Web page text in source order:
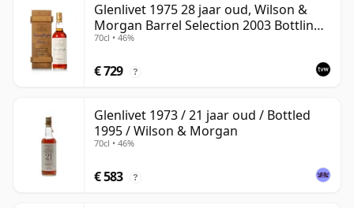
Glenlivet 1975 28 jaar oud, Wilson &
Morgan Barrel Selection 2003 Bottling
with Wooden Box
70cl • 46%
€ 729 ?
Glenlivet 1973 / 21 jaar oud / Bottled
1995 / Wilson & Morgan
70cl • 46%
€ 583 ?